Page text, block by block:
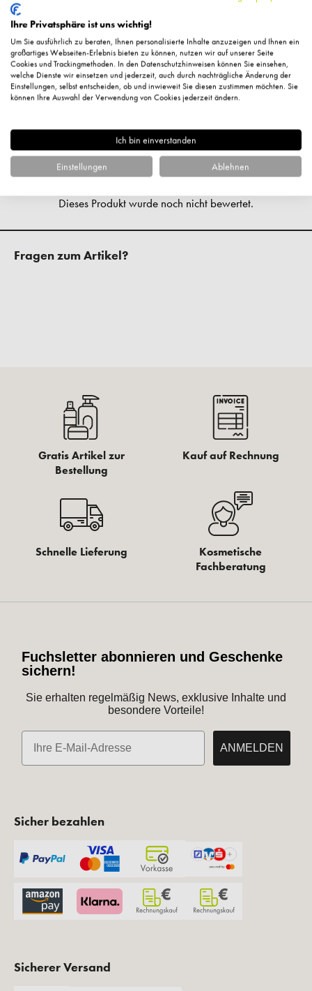
Wirkung:
Feuchtigkeitsspendend,
aufpolsternd
Inhaltsstoffe:Aqua, Pentylene Glycol, Glycerin, Butylene
Glycol, Panthenol, Sodium Hyaluronate, Hydrolyzed
Hyaluronic Acid, Lactobacillus Ferment, Lactobacillus, Cocos
Nucifera Fruit Extract, Caprylyl Glycol, Polyacrylate
Kundenbewertungen
Fragen zum Artikel?
Gratis Artikel zur
Bestellung
Kauf auf Rechnung
Schnelle Lieferung
Kosmetische
Fachberatung
Fuchsletter abonnieren und Geschenke
sichern!
Sie erhalten regelmäßig News, exklusive Inhalte und
besondere Vorteile!
E-Mail
ANMELDEN
Sicher bezahlen
Sicherer Versand
Ihre Privatsphäre ist uns wichtig!
Um Sie ausführlich zu beraten, Ihnen personalisierte Inhalte anzuzeigen und Ihnen ein
großartiges Webseiten-Erlebnis bieten zu können, nutzen wir auf unserer Seite
Cookies und Trackingmethoden. In den Datenschutzhinweisen können Sie einsehen,
welche Dienste wir einsetzen und jederzeit, auch durch nachträgliche Änderung der
Einstellungen, selbst entscheiden, ob und inwieweit Sie diesen zustimmen möchten. Sie
können Ihre Auswahl der Verwendung von Cookies jederzeit ändern.
Ich bin einverstanden
Einstellungen Ablehnen